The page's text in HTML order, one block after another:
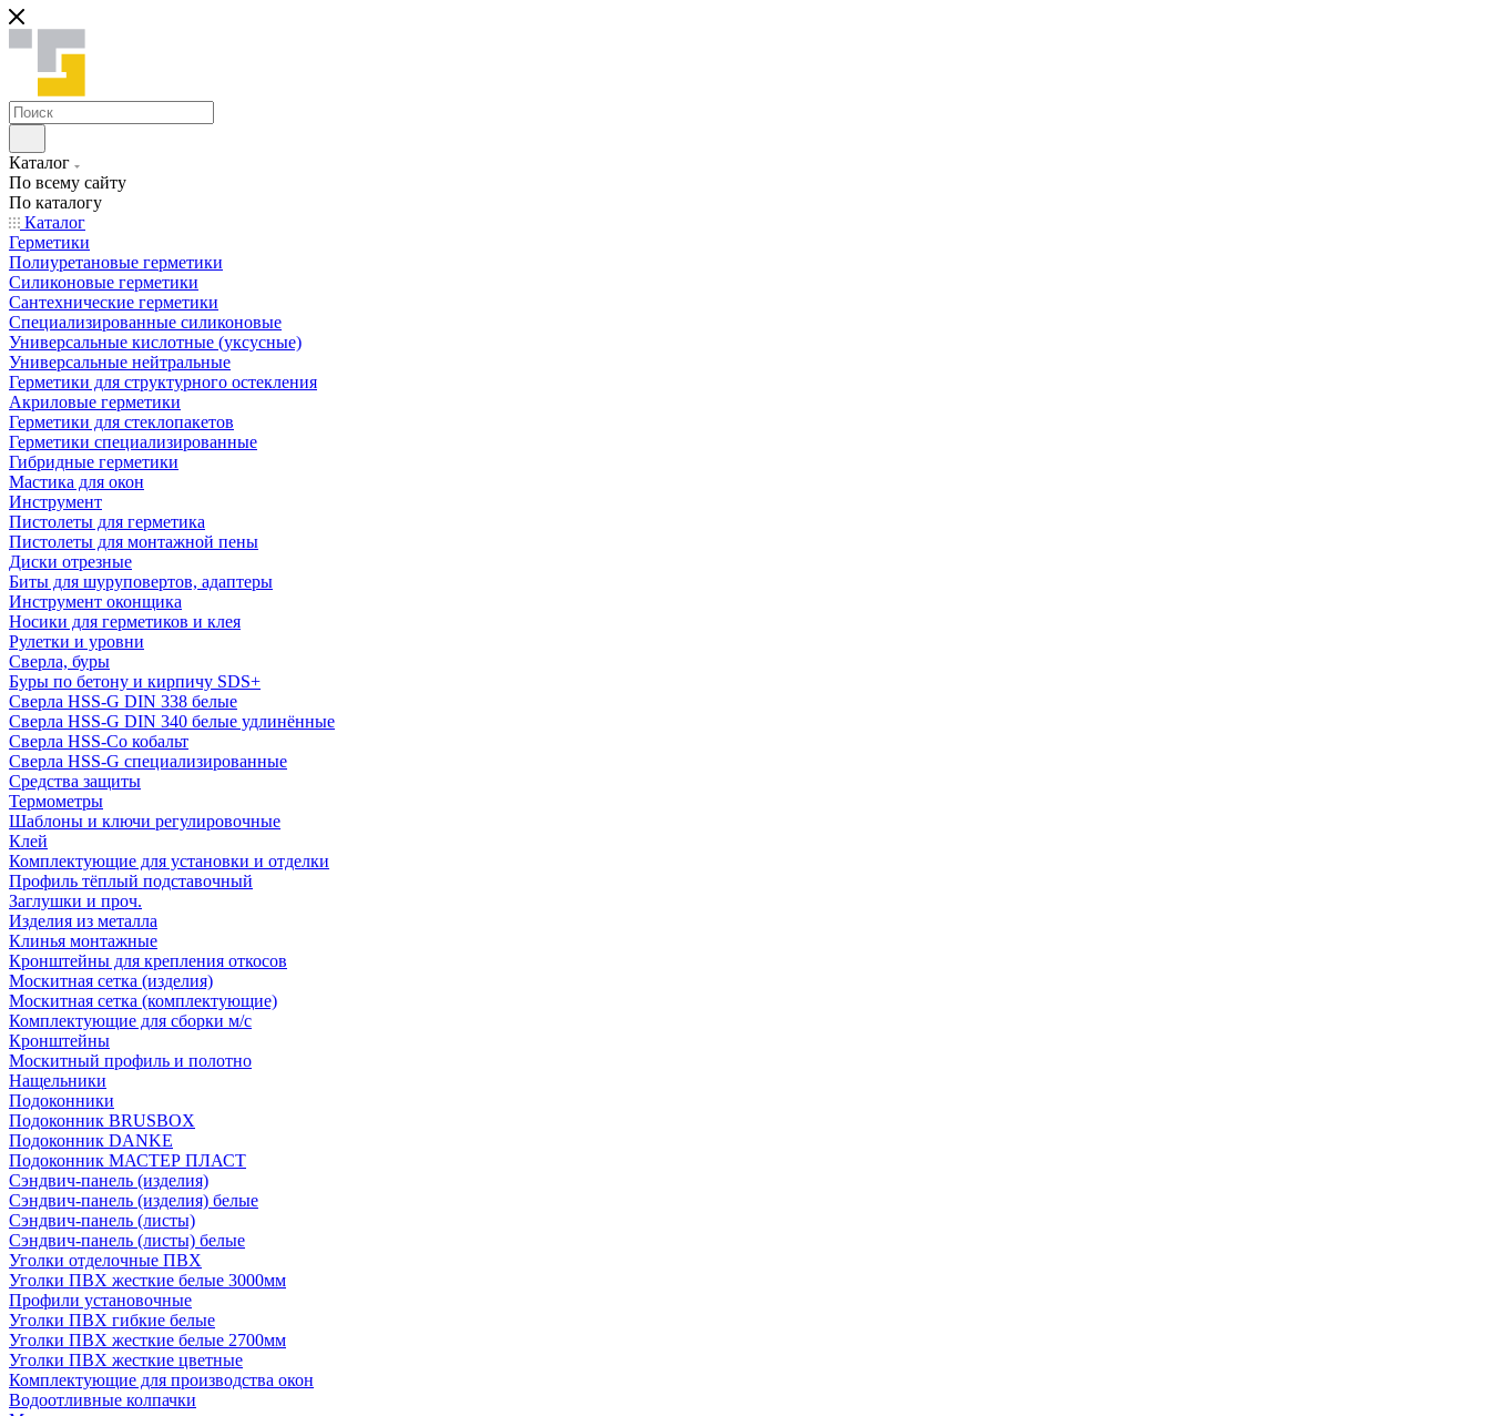
Каталог
По всему сайту
По каталогу
Каталог
Герметики
Полиуретановые герметики
Силиконовые герметики
Сантехнические герметики
Специализированные силиконовые
Универсальные кислотные (уксусные)
Универсальные нейтральные
Герметики для структурного остекления
Акриловые герметики
Герметики для стеклопакетов
Герметики специализированные
Гибридные герметики
Мастика для окон
Инструмент
Пистолеты для герметика
Пистолеты для монтажной пены
Диски отрезные
Биты для шуруповертов, адаптеры
Инструмент оконщика
Носики для герметиков и клея
Рулетки и уровни
Сверла, буры
Буры по бетону и кирпичу SDS+
Сверла HSS-G DIN 338 белые
Сверла HSS-G DIN 340 белые удлинённые
Сверла HSS-Co кобальт
Сверла HSS-G специализированные
Средства защиты
Термометры
Шаблоны и ключи регулировочные
Клей
Комплектующие для установки и отделки
Профиль тёплый подставочный
Заглушки и проч.
Изделия из металла
Клинья монтажные
Кронштейны для крепления откосов
Москитная сетка (изделия)
Москитная сетка (комплектующие)
Комплектующие для сборки м/с
Кронштейны
Москитный профиль и полотно
Нащельники
Подоконники
Подоконник BRUSBOX
Подоконник DANKE
Подоконник МАСТЕР ПЛАСТ
Сэндвич-панель (изделия)
Сэндвич-панель (изделия) белые
Сэндвич-панель (листы)
Сэндвич-панель (листы) белые
Уголки отделочные ПВХ
Уголки ПВХ жесткие белые 3000мм
Профили установочные
Уголки ПВХ гибкие белые
Уголки ПВХ жесткие белые 2700мм
Уголки ПВХ жесткие цветные
Комплектующие для производства окон
Водоотливные колпачки